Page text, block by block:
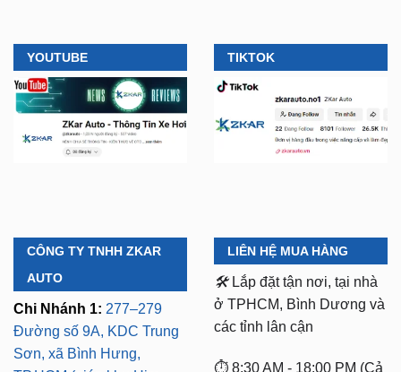
YOUTUBE TIKTOK
CÔNG TY TNHH ZKAR
AUTO
Chi Nhánh 1: 277–279
Đường số 9A, KDC Trung
Sơn, xã Bình Hưng,
LIÊN HỆ MUA HÀNG
🛠️ Lắp đặt tận nơi, tại nhà
ở TPHCM, Bình Dương và
các tỉnh lân cận
⏱️ 8:30 AM - 18:00 PM (Cả